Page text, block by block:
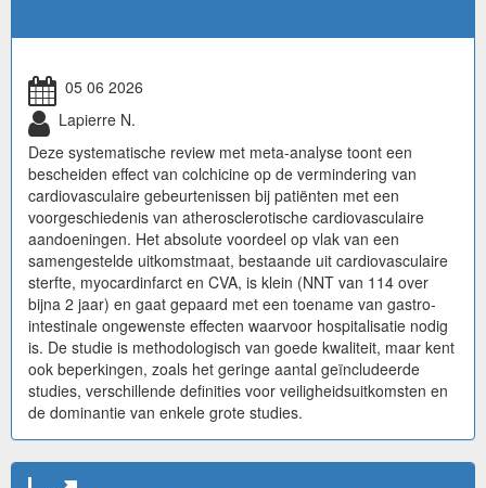
05 06 2026
Lapierre N.
Deze systematische review met meta-analyse toont een
bescheiden effect van colchicine op de vermindering van
cardiovasculaire gebeurtenissen bij patiënten met een
voorgeschiedenis van atherosclerotische cardiovasculaire
aandoeningen. Het absolute voordeel op vlak van een
samengestelde uitkomstmaat, bestaande uit cardiovasculaire
sterfte, myocardinfarct en CVA, is klein (NNT van 114 over
bijna 2 jaar) en gaat gepaard met een toename van gastro-
intestinale ongewenste effecten waarvoor hospitalisatie nodig
is. De studie is methodologisch van goede kwaliteit, maar kent
ook beperkingen, zoals het geringe aantal geïncludeerde
studies, verschillende definities voor veiligheidsuitkomsten en
de dominantie van enkele grote studies.